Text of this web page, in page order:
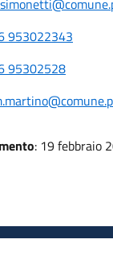
953022343
95302528
: 19 febbraio